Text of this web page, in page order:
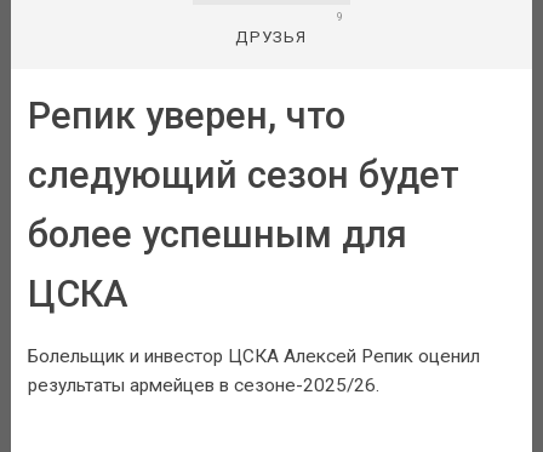
ДРУЗЬЯ
9
Репик уверен, что
следующий сезон будет
более успешным для
ЦСКА
Болельщик и инвестор ЦСКА Алексей Репик оценил
результаты армейцев в сезоне-2025/26.